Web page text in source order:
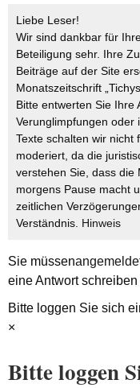
Liebe Leser!
Wir sind dankbar für
Beteiligung sehr. Ihre
Beiträge auf der Site
Monatszeitschrift
Bitte entwerten Sie Ihre
Verunglimpfungen oder
Texte schalten wir nicht
moderiert, da die
verstehen Sie, dass die
morgens Pause macht
zeitlichen
Verständnis. Hinweis
Sie müssen
eine Antwort
Bitte loggen Sie sich
×
Bitte loggen